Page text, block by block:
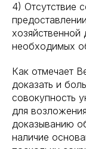
4) Отсутствие
хозяйственной
необходимых
Как отмечает
доказать и
совокупность
для
доказыванию
наличие